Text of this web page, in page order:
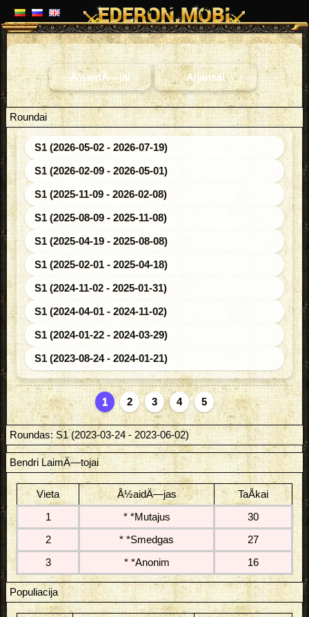
Å½aidÄ—jai Aljansai
Roundai
S1 (2026-05-02 - 2026-07-19)
S1 (2026-02-09 - 2026-05-01)
S1 (2025-11-09 - 2026-02-08)
S1 (2025-08-09 - 2025-11-08)
S1 (2025-04-19 - 2025-08-08)
S1 (2025-02-01 - 2025-04-18)
S1 (2024-11-02 - 2025-01-31)
S1 (2024-04-01 - 2024-11-02)
S1 (2024-01-22 - 2024-03-29)
S1 (2023-08-24 - 2024-01-21)
1 2 3 4 5
Roundas: S1 (2023-03-24 - 2023-06-02)
Bendri LaimÄ—tojai
Vieta Å½aidÄ—jas TaÅkai
1 * *Mutajus 30
2 * *Smedgas 27
3 * *Anonim 16
Populiacija